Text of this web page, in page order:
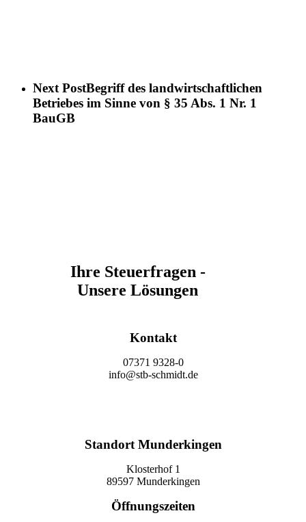
Next PostBegriff des landwirtschaftlichen
Betriebes im Sinne von § 35 Abs. 1 Nr. 1
BauGB
Ihre Steuerfragen -
Unsere Lösungen
Kontakt
07371 9328-0
info@stb-schmidt.de
Standort Munderkingen
Klosterhof 1
89597 Munderkingen
Öffnungszeiten